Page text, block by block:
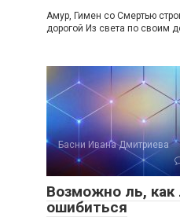
Амур, Гимен со Смертью
дорогой Из света по своим
Басни Ивана Дмитриева
Возможно ль, как
ошибиться